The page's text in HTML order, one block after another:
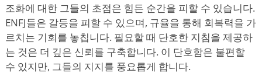
조화에 대한 그들의 초점은 힘든 순간을 피할 수 있습니다.
ENFJ들은 갈등을 피할 수 있으며, 규율을 통해 회복력을 가
르치는 기회를 놓칩니다. 필요할 때 단호한 지침을 제공하
는 것은 더 깊은 신뢰를 구축합니다. 이 단호함은 불편할
수 있지만, 그들의 지지를 풍요롭게 합니다.